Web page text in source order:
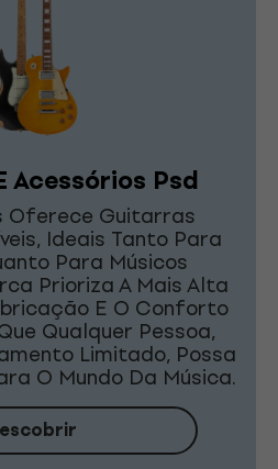
Acessórios Psd
Oferece Guitarras
Ideais Tanto Para
Para Músicos
Prioriza A Mais Alta
E O Conforto
Qualquer Pessoa,
Limitado, Possa
O Mundo Da Música.